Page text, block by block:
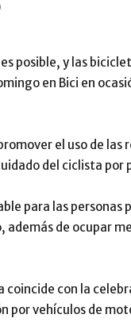
posible, y las
en Bici en
el uso de
del ciclista
para las
de ocupar
con la
por vehículos de